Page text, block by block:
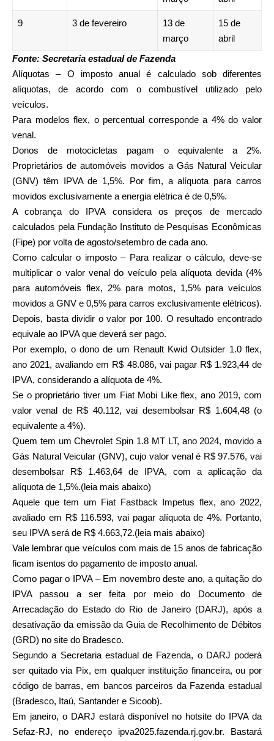
9 3 de fevereiro
13 de
março
15 de
abril
Fonte: Secretaria estadual de Fazenda
Alíquotas – O imposto anual é calculado sob diferentes
alíquotas, de acordo com o combustível utilizado pelo
veículos.
Para modelos flex, o percentual corresponde a 4% do valor
venal.
Donos de motocicletas pagam o equivalente a 2%.
Proprietários de automóveis movidos a Gás Natural Veicular
(GNV) têm IPVA de 1,5%. Por fim, a alíquota para carros
movidos exclusivamente a energia elétrica é de 0,5%.
A cobrança do IPVA considera os preços de mercado
calculados pela Fundação Instituto de Pesquisas Econômicas
(Fipe) por volta de agosto/setembro de cada ano.
Como calcular o imposto – Para realizar o cálculo, deve-se
multiplicar o valor venal do veículo pela alíquota devida (4%
para automóveis flex, 2% para motos, 1,5% para veículos
movidos a GNV e 0,5% para carros exclusivamente elétricos).
Depois, basta dividir o valor por 100. O resultado encontrado
equivale ao IPVA que deverá ser pago.
Por exemplo, o dono de um Renault Kwid Outsider 1.0 flex,
ano 2021, avaliando em R$ 48.086, vai pagar R$ 1.923,44 de
IPVA, considerando a alíquota de 4%.
Se o proprietário tiver um Fiat Mobi Like flex, ano 2019, com
valor venal de R$ 40.112, vai desembolsar R$ 1.604,48 (o
equivalente a 4%).
Quem tem um Chevrolet Spin 1.8 MT LT, ano 2024, movido a
Gás Natural Veicular (GNV), cujo valor venal é R$ 97.576, vai
desembolsar R$ 1.463,64 de IPVA, com a aplicação da
alíquota de 1,5%.(leia mais abaixo)
Aquele que tem um Fiat Fastback Impetus flex, ano 2022,
avaliado em R$ 116.593, vai pagar alíquota de 4%. Portanto,
seu IPVA será de R$ 4.663,72.(leia mais abaixo)
Vale lembrar que veículos com mais de 15 anos de fabricação
ficam isentos do pagamento de imposto anual.
Como pagar o IPVA – Em novembro deste ano, a quitação do
IPVA passou a ser feita por meio do Documento de
Arrecadação do Estado do Rio de Janeiro (DARJ), após a
desativação da emissão da Guia de Recolhimento de Débitos
(GRD) no site do Bradesco.
Segundo a Secretaria estadual de Fazenda, o DARJ poderá
ser quitado via Pix, em qualquer instituição financeira, ou por
código de barras, em bancos parceiros da Fazenda estadual
(Bradesco, Itaú, Santander e Sicoob).
Em janeiro, o DARJ estará disponível no hotsite do IPVA da
Sefaz-RJ, no endereço ipva2025.fazenda.rj.gov.br. Bastará